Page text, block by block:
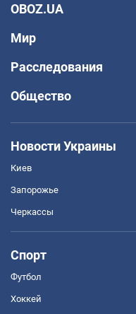
OBOZ.UA
Мир
Расследования
Общество
Новости Украины
Киев
Запорожье
Черкассы
Спорт
Футбол
Хоккей